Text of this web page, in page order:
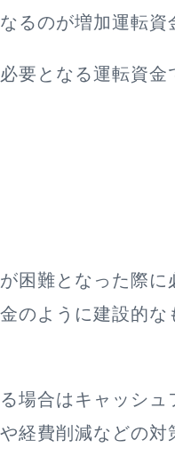
るのが増加運転資
要となる運転資金
困難となった際に
のように建設的な
場合はキャッシュ
経費削減などの対